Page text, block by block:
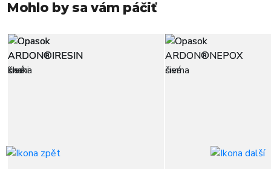
Mohlo by sa vám páčiť